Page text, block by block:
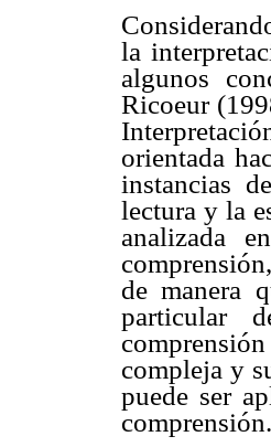
la
algunos
Ricoeur
orientada
instancias
lectura y la
analizada
de manera
particular
compleja y
puede ser
comprensión.